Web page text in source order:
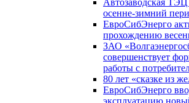
Автозаводская
осенне-зимний
ЕвроСибЭнерго
прохождению
ЗАО
совершенствует
работы с
80 лет «сказке из
ЕвроСибЭнерго